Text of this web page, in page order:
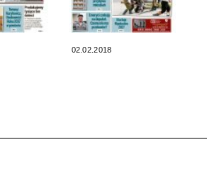
02.02.2018